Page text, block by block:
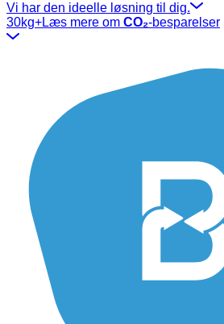
Vi har den ideelle løsning til dig.
30kg+Læs mere om CO₂-besparelser